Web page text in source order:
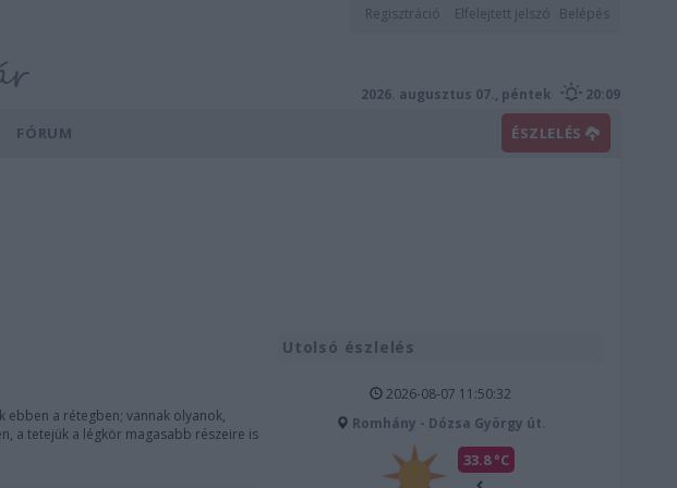
Regisztráció Elfelejtett jelszó Belépés
2026. augusztus 07., péntek 20:09
FÓRUM ÉSZLELÉS
a rétegben; vannak olyanok,
a tetejük a légkör magasabb részeire is
Utolsó észlelés
2026-08-07 11:50:32
Romhány - Dózsa György út.
33.8 °C